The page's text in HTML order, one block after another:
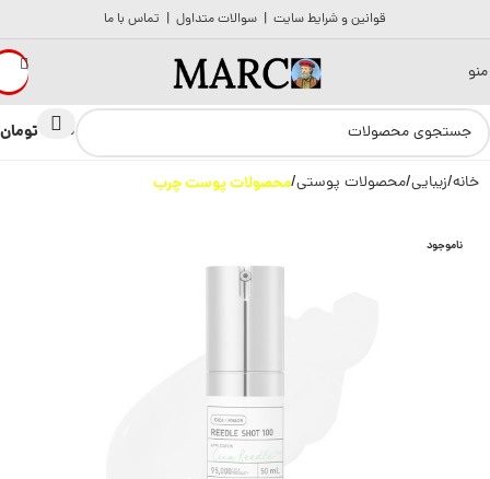
قوانین و شرایط سایت | سوالات متداول | تماس با ما
منو
0 تومان
خانه زیبایی محصولات پوستی محصولات پوست چرب
ناموجود